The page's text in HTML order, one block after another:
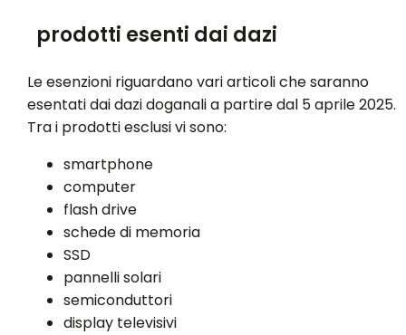
prodotti esenti dai dazi
Le esenzioni riguardano vari articoli che saranno
esentati dai dazi doganali a partire dal 5 aprile 2025.
Tra i prodotti esclusi vi sono:
smartphone
computer
flash drive
schede di memoria
SSD
pannelli solari
semiconduttori
display televisivi